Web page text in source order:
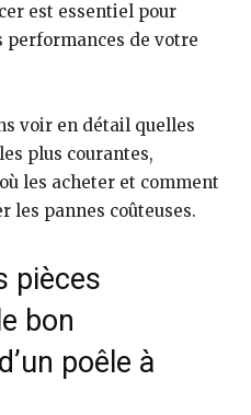
est essentiel pour
de votre
voir en détail quelles
plus courantes,
les acheter et comment
les pannes coûteuses.
pièces
bon
poêle à